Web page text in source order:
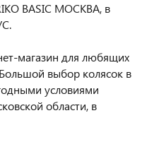
BASIC МОСКВА, в
магазин для любящих
выбор колясок в
условиями
области, в